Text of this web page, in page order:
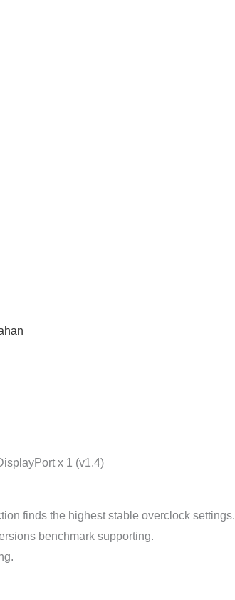
x 1 (v1.4)
finds the highest stable overclock settings.
benchmark supporting.